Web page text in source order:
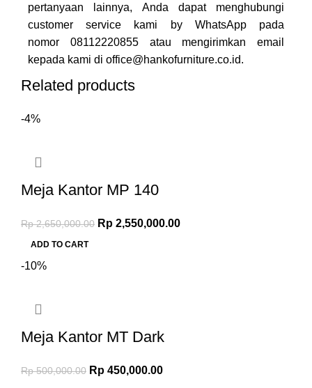
pertanyaan lainnya, Anda dapat menghubungi
customer service kami by WhatsApp pada
nomor 08112220855 atau mengirimkan email
kepada kami di office@hankofurniture.co.id.
Related products
-4%
Meja Kantor MP 140
Rp2,650,000.00 Rp 2,550,000.00
ADD TO CART
-10%
Meja Kantor MT Dark
Rp500,000.00 Rp 450,000.00